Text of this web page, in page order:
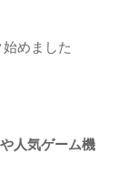
めました
人気ゲーム機